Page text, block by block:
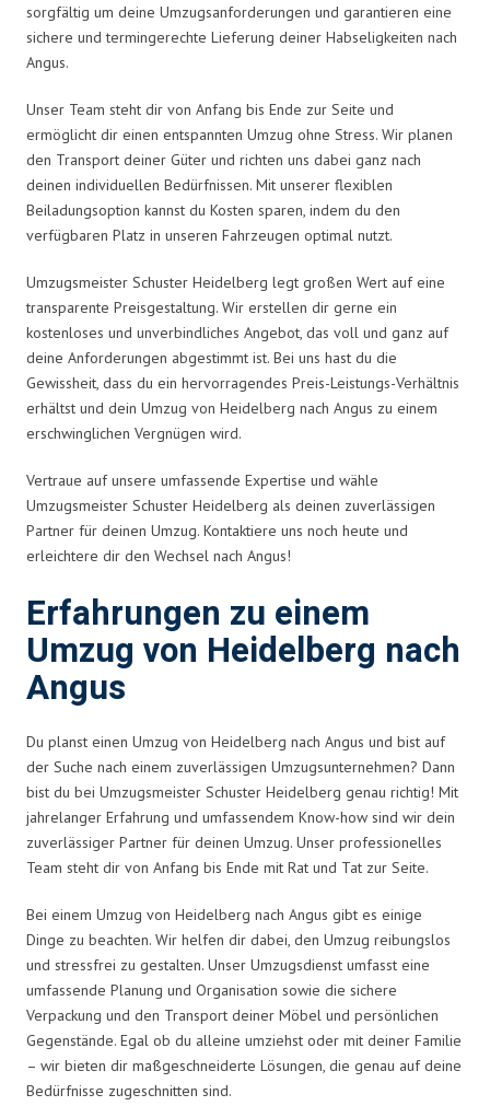
sorgfältig um deine Umzugsanforderungen und garantieren eine
sichere und termingerechte Lieferung deiner Habseligkeiten nach
Angus.
Unser Team steht dir von Anfang bis Ende zur Seite und
ermöglicht dir einen entspannten Umzug ohne Stress. Wir planen
den Transport deiner Güter und richten uns dabei ganz nach
deinen individuellen Bedürfnissen. Mit unserer flexiblen
Beiladungsoption kannst du Kosten sparen, indem du den
verfügbaren Platz in unseren Fahrzeugen optimal nutzt.
Umzugsmeister Schuster Heidelberg legt großen Wert auf eine
transparente Preisgestaltung. Wir erstellen dir gerne ein
kostenloses und unverbindliches Angebot, das voll und ganz auf
deine Anforderungen abgestimmt ist. Bei uns hast du die
Gewissheit, dass du ein hervorragendes Preis-Leistungs-Verhältnis
erhältst und dein Umzug von Heidelberg nach Angus zu einem
erschwinglichen Vergnügen wird.
Vertraue auf unsere umfassende Expertise und wähle
Umzugsmeister Schuster Heidelberg als deinen zuverlässigen
Partner für deinen Umzug. Kontaktiere uns noch heute und
erleichtere dir den Wechsel nach Angus!
Erfahrungen zu einem
Umzug von Heidelberg nach
Angus
Du planst einen Umzug von Heidelberg nach Angus und bist auf
der Suche nach einem zuverlässigen Umzugsunternehmen? Dann
bist du bei Umzugsmeister Schuster Heidelberg genau richtig! Mit
jahrelanger Erfahrung und umfassendem Know-how sind wir dein
zuverlässiger Partner für deinen Umzug. Unser professionelles
Team steht dir von Anfang bis Ende mit Rat und Tat zur Seite.
Bei einem Umzug von Heidelberg nach Angus gibt es einige
Dinge zu beachten. Wir helfen dir dabei, den Umzug reibungslos
und stressfrei zu gestalten. Unser Umzugsdienst umfasst eine
umfassende Planung und Organisation sowie die sichere
Verpackung und den Transport deiner Möbel und persönlichen
Gegenstände. Egal ob du alleine umziehst oder mit deiner Familie
– wir bieten dir maßgeschneiderte Lösungen, die genau auf deine
Bedürfnisse zugeschnitten sind.